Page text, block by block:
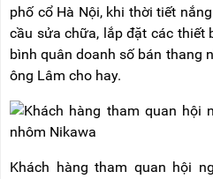
phố cổ Hà Nội, khi thời tiết
cầu sửa chữa, lắp đặt các thiết
bình quân doanh số bán thang
ông Lâm cho hay.
Khách hàng tham quan hội